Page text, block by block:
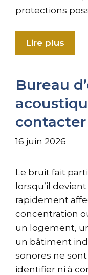
protections
Lire plus
Bureau
contacter
16 juin 2026
Le bruit fait
lorsqu’il
rapidement
concentration
un logement,
un bâtiment
sonores ne
identifier ni à